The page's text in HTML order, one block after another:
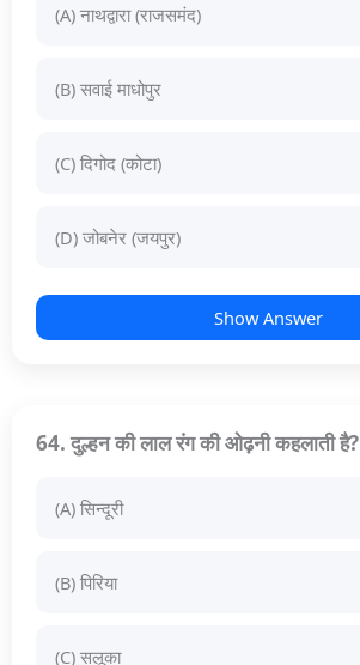
(A) नाथद्वारा (राजसमंद)
(B) सवाई माधोपुर
(C) दिगोद (कोटा)
(D) जोबनेर (जयपुर)
Show Answer
64. दुल्हन की लाल रंग की ओढ़नी कहलाती है?
(A) सिन्दूरी
(B) पिरिया
(C) सलूका